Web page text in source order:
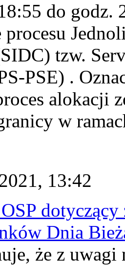
do godz.
procesu
tzw.
PSE) .
alokacji
w
13:42
dotyczący
Dnia
że z uwagi